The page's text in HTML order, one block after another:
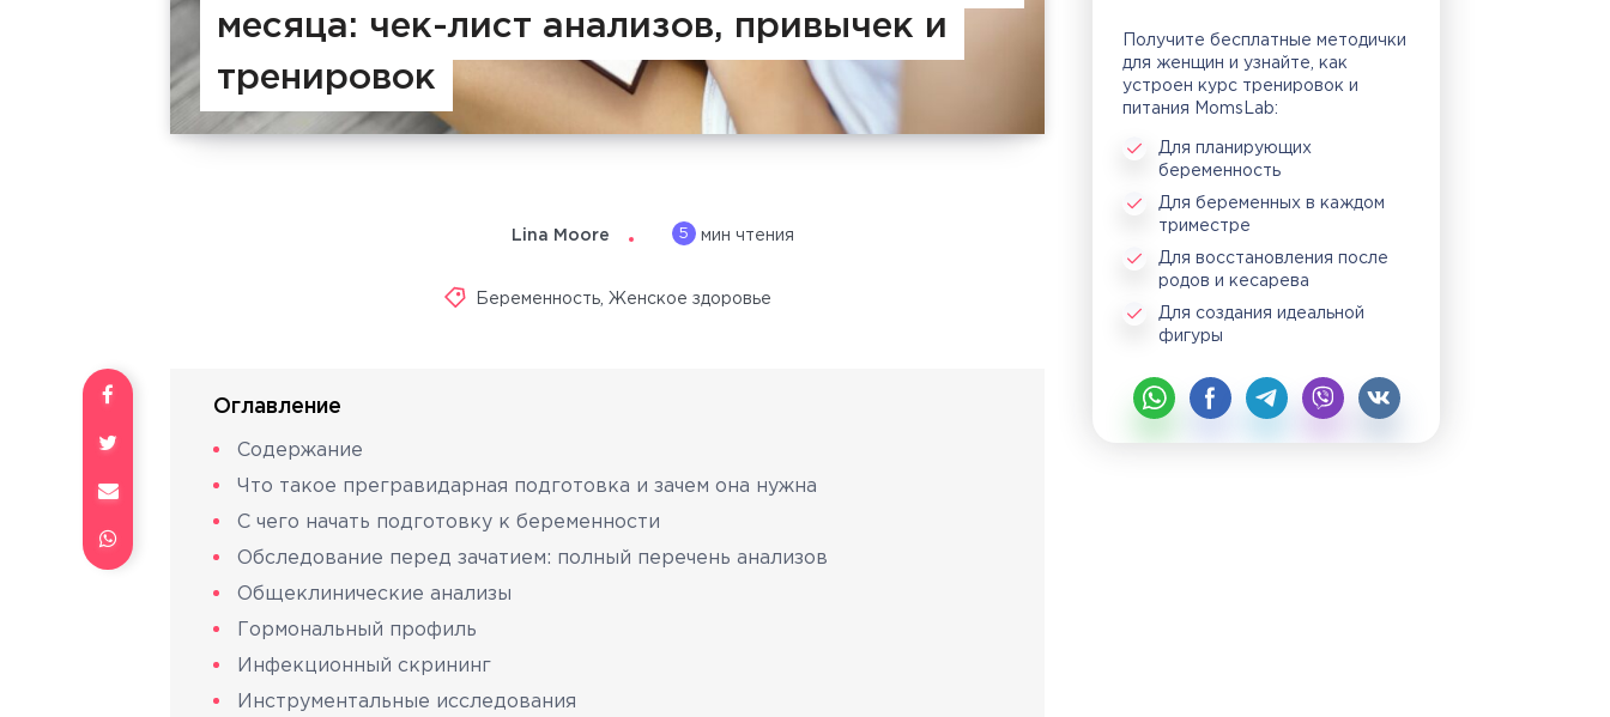
месяца: чек-лист анализов, привычек и
тренировок
Lina Moore 5 мин чтения
Беременность Женское здоровье
Оглавление
Содержание
Что такое прегравидарная подготовка и зачем она нужна
С чего начать подготовку к беременности
Обследование перед зачатием: полный перечень анализов
Общеклинические анализы
Гормональный профиль
Инфекционный скрининг
Инструментальные исследования
Получите бесплатные методички
для женщин и узнайте, как
устроен курс тренировок и
питания MomsLab:
Для планирующих
беременность
Для беременных в каждом
триместре
Для восстановления после
родов и кесарева
Для создания идеальной
фигуры